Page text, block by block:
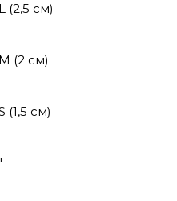
(2,5 см)
(2 см)
(1,5 см)